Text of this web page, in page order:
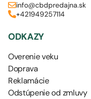
info@cbdpredajna.sk
+421949257114
ODKAZY
Overenie veku
Doprava
Reklamácie
Odstúpenie od zmluvy